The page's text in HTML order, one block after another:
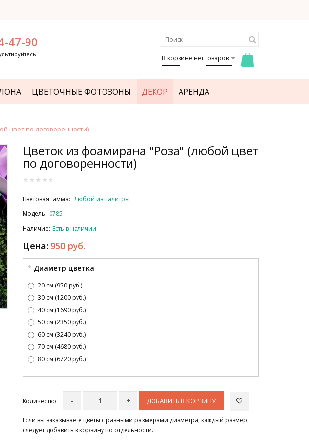
47-90
В корзине нет товаров
ЦВЕТОЧНЫЕ ФОТОЗОНЫ ДЕКОР АРЕНДА
цвет по договоренности)
Цветок из фоамирана "Роза" (любой цвет
по договоренности)
Цветовая гамма: Любой из палитры
Модель: 0785
Наличие: Есть в наличии
Цена: 950 руб.
Диаметр цветка
20 см (950 руб.)
30 см (1200 руб.)
40 см (1690 руб.)
50 см (2350 руб.)
60 см (3240 руб.)
70 см (4680 руб.)
80 см (6720 руб.)
Количество ДОБАВИТЬ В КОРЗИНУ
Если вы заказываете цветы с разными размерами диаметра, каждый размер
следует добавить в корзину по отдельности.